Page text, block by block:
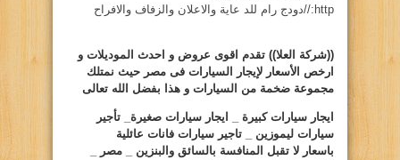
http://دودج رام للد عاية والاعلان والزفاف والافراح
((شركة العلا)) تقدم اقوى عروض و احدث الموديلات و
ارخص الأسعار لإيجار السيارات فى مصر حيث نمتلك
مجموعة ضخمة من السيارات و هذا بفضل الله تعالى
ايجار سياراتكبيرة
_ ايجار سيارات صغيرة_ تأجير
سيارات ليموزين _ تاجير سيارات فانات عائلية
باسعار لا تقبل المنافسة بالسائق والبنزين _ مصر _